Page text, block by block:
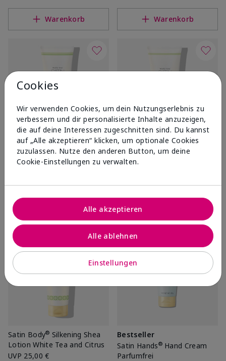
Warenkorb Warenkorb
Satin Body Indulgent Shea
Wash White Tea & Citrus
Warenkorb
Satin Body
Revitalizing
Shea Scrub White Tea &
Satin Body® Silkening Shea
Lotion White Tea and Citrus
UVP 25,00 €
Bestseller
Satin Hands®Hand Cream
Parfumfrei
Cookies
Wir verwenden Cookies, um dein Nutzungserlebnis zu
verbessern und dir personalisierte Inhalte anzuzeigen,
die auf deine Interessen zugeschnitten sind. Du kannst
auf „Alle akzeptieren“ klicken, um optionale Cookies
zuzulassen. Nutze den anderen Button, um deine
Cookie-Einstellungen zu verwalten.
Einstellungen
Alle ablehnen
Alle akzeptieren